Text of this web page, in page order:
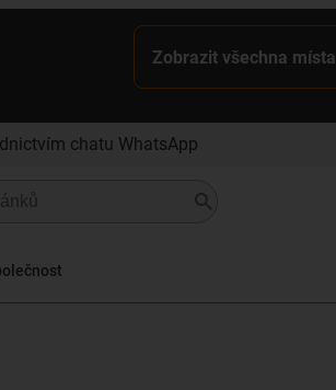
Zobrazit všechna místa
chatu WhatsApp